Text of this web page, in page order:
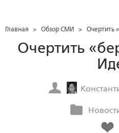
Главная > Обзор СМИ > Очертить
Очертить